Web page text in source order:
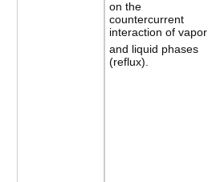
on the
countercurrent
interaction of vapor
and liquid phases
(reflux).